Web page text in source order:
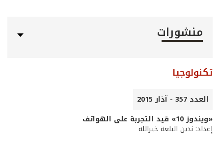
منشورات
تكنولوجيا
العدد 357 - آذار 2015
«ويندوز 10» قيد التجربة على الهواتف
إعداد: ندين البلعة خيرالله